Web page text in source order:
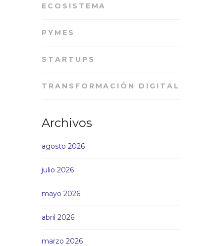
ECOSISTEMA
PYMES
STARTUPS
TRANSFORMACIÓN DIGITAL
Archivos
agosto 2026
julio 2026
mayo 2026
abril 2026
marzo 2026